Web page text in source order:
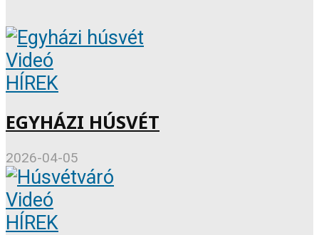
Videó
HÍREK
EGYHÁZI HÚSVÉT
2026-04-05
Videó
HÍREK